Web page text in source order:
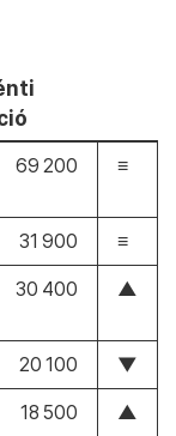
69 200 ≡
31 900 ≡
30 400 ▲
20 100 ▼
18 500 ▲